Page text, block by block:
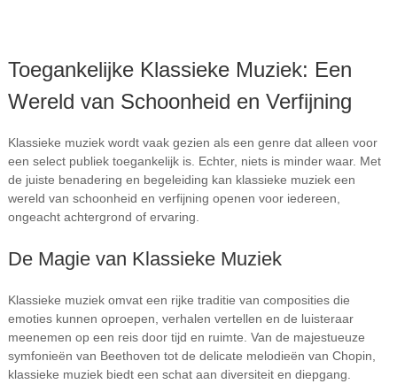
Toegankelijke Klassieke Muziek: Een
Wereld van Schoonheid en Verfijning
Klassieke muziek wordt vaak gezien als een genre dat alleen voor
een select publiek toegankelijk is. Echter, niets is minder waar. Met
de juiste benadering en begeleiding kan klassieke muziek een
wereld van schoonheid en verfijning openen voor iedereen,
ongeacht achtergrond of ervaring.
De Magie van Klassieke Muziek
Klassieke muziek omvat een rijke traditie van composities die
emoties kunnen oproepen, verhalen vertellen en de luisteraar
meenemen op een reis door tijd en ruimte. Van de majestueuze
symfonieën van Beethoven tot de delicate melodieën van Chopin,
klassieke muziek biedt een schat aan diversiteit en diepgang.